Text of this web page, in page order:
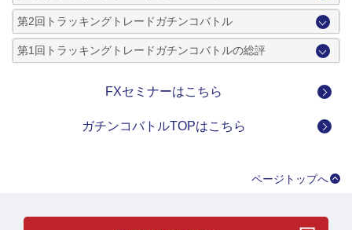
第2回トラッキングトレードガチンコバトル
第1回トラッキングトレードガチンコバトルの総評
FXセミナーはこちら
ガチンコバトルTOPはこちら
ページトップへ